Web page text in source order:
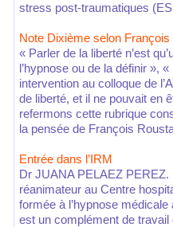
stress post-traumatiques
Note Dixième selon
« Parler de la liberté n’est
l’hypnose ou de la définir »,
intervention au colloque de
de liberté, et il ne pouvait en
refermons cette rubrique
la pensée de François
Entrée dans l’IRM
Dr JUANA PELAEZ
réanimateur au Centre
formée à l’hypnose
est un complément de